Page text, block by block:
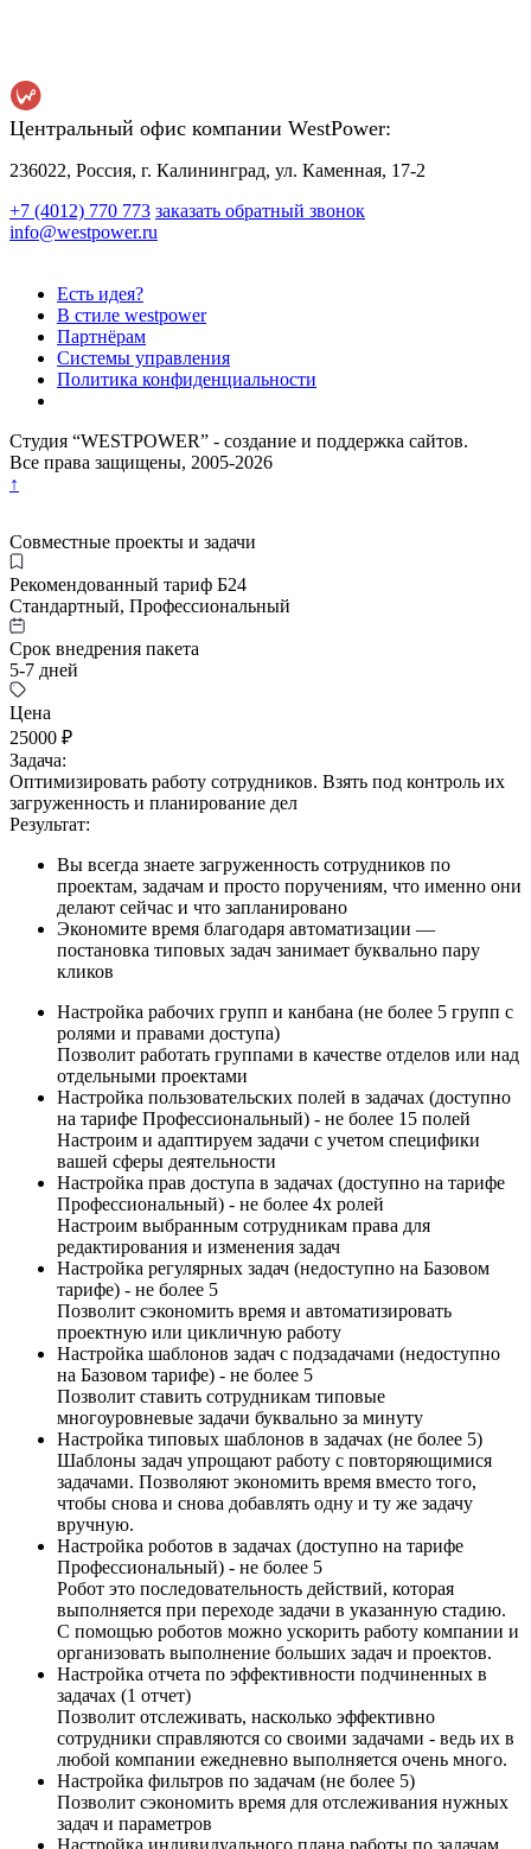
Центральный офис компании WestPower:
236022, Россия, г. Калининград, ул. Каменная, 17-2
+7 (4012) 770 773 заказать обратный звонок
info@westpower.ru
Есть идея?
В стиле westpower
Партнёрам
Системы управления
Политика конфиденциальности
Студия “WESTPOWER” - создание и поддержка сайтов.
Все права защищены, 2005-2026
↑
Совместные проекты и задачи
Рекомендованный тариф Б24
Стандартный, Профессиональный
Срок внедрения пакета
5-7 дней
Цена
25000 ₽
Задача:
Оптимизировать работу сотрудников. Взять под контроль их
загруженность и планирование дел
Результат:
Вы всегда знаете загруженность сотрудников по
проектам, задачам и просто поручениям, что именно они
делают сейчас и что запланировано
Экономите время благодаря автоматизации —
постановка типовых задач занимает буквально пару
кликов
Настройка рабочих групп и канбана (не более 5 групп с
ролями и правами доступа)
Позволит работать группами в качестве отделов или над
отдельными проектами
Настройка пользовательских полей в задачах (доступно
на тарифе Профессиональный) - не более 15 полей
Настроим и адаптируем задачи с учетом специфики
вашей сферы деятельности
Настройка прав доступа в задачах (доступно на тарифе
Профессиональный) - не более 4х ролей
Настроим выбранным сотрудникам права для
редактирования и изменения задач
Настройка регулярных задач (недоступно на Базовом
тарифе) - не более 5
Позволит сэкономить время и автоматизировать
проектную или цикличную работу
Настройка шаблонов задач с подзадачами (недоступно
на Базовом тарифе) - не более 5
Позволит ставить сотрудникам типовые
многоуровневые задачи буквально за минуту
Настройка типовых шаблонов в задачах (не более 5)
Шаблоны задач упрощают работу с повторяющимися
задачами. Позволяют экономить время вместо того,
чтобы снова и снова добавлять одну и ту же задачу
вручную.
Настройка роботов в задачах (доступно на тарифе
Профессиональный) - не более 5
Робот это последовательность действий, которая
выполняется при переходе задачи в указанную стадию.
С помощью роботов можно ускорить работу компании и
организовать выполнение больших задач и проектов.
Настройка отчета по эффективности подчиненных в
задачах (1 отчет)
Позволит отслеживать, насколько эффективно
сотрудники справляются со своими задачами - ведь их в
любой компании ежедневно выполняется очень много.
Настройка фильтров по задачам (не более 5)
Позволит сэкономить время для отслеживания нужных
задач и параметров
Настройка индивидуального плана работы по задачам